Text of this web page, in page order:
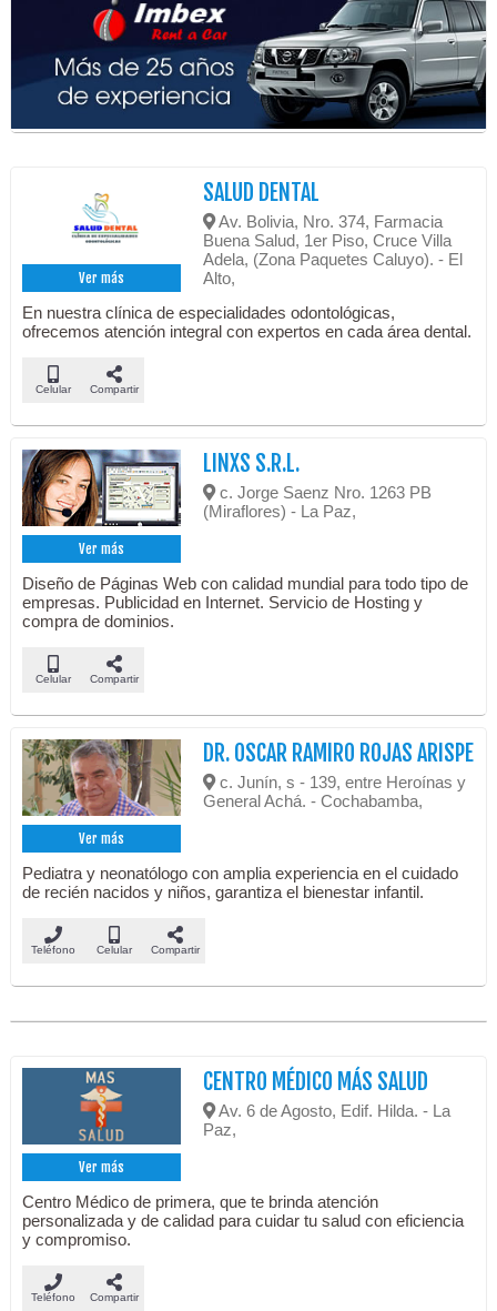
Ver más
SALUD DENTAL
Av. Bolivia, Nro. 374, Farmacia
Buena Salud, 1er Piso, Cruce Villa
Adela, (Zona Paquetes Caluyo). - El
Alto,
En nuestra clínica de especialidades odontológicas,
ofrecemos atención integral con expertos en cada área dental.
Celular Compartir
Ver más
LINXS S.R.L.
c. Jorge Saenz Nro. 1263 PB
(Miraflores) - La Paz,
Diseño de Páginas Web con calidad mundial para todo tipo de
empresas. Publicidad en Internet. Servicio de Hosting y
compra de dominios.
Celular Compartir
Ver más
DR. OSCAR RAMIRO ROJAS ARISPE
c. Junín, s - 139, entre Heroínas y
General Achá. - Cochabamba,
Pediatra y neonatólogo con amplia experiencia en el cuidado
de recién nacidos y niños, garantiza el bienestar infantil.
Teléfono Celular Compartir
Ver más
CENTRO MÉDICO MÁS SALUD
Av. 6 de Agosto, Edif. Hilda. - La
Paz,
Centro Médico de primera, que te brinda atención
personalizada y de calidad para cuidar tu salud con eficiencia
y compromiso.
Teléfono Compartir